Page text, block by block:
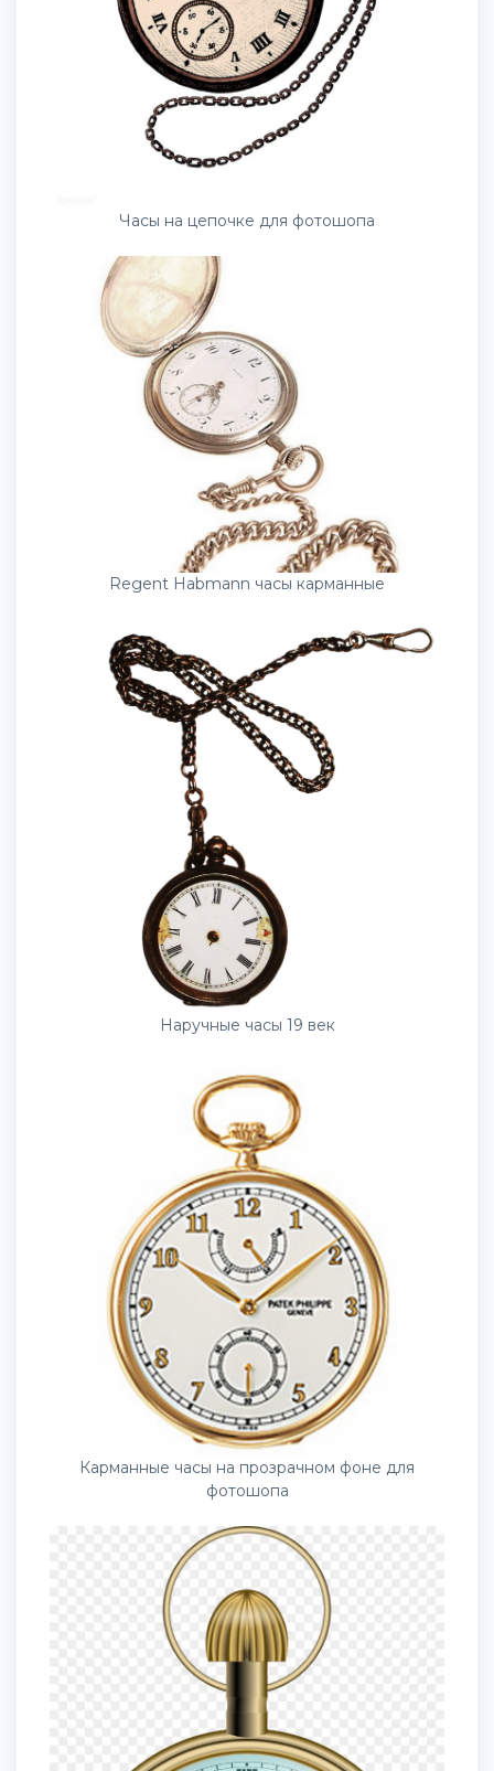
Часы на цепочке для фотошопа
Regent Habmann часы карманные
Наручные часы 19 век
Карманные часы на прозрачном фоне для
фотошопа